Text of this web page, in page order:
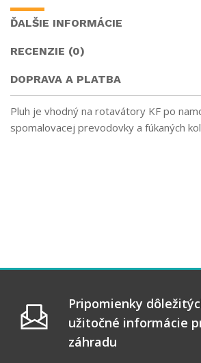
ĎALŠIE INFORMÁCIE
RECENZIE (0)
DOPRAVA A PLATBA
Pluh je vhodný na rotavátory KF po
spomalovacej prevodovky a fúkaných
Pripomienky
užitočné informácie
záhradu